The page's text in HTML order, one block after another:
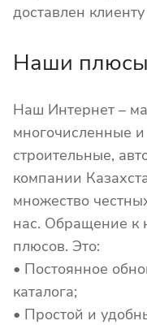
доставлен
Наши плюсы
Наш Интернет –
многочисленные
строительные,
компании
множество
нас. Обращение к
плюсов. Это:
• Постоянное
каталога;
• Простой и